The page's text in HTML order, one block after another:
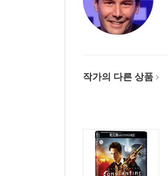
작가의 다른 상품